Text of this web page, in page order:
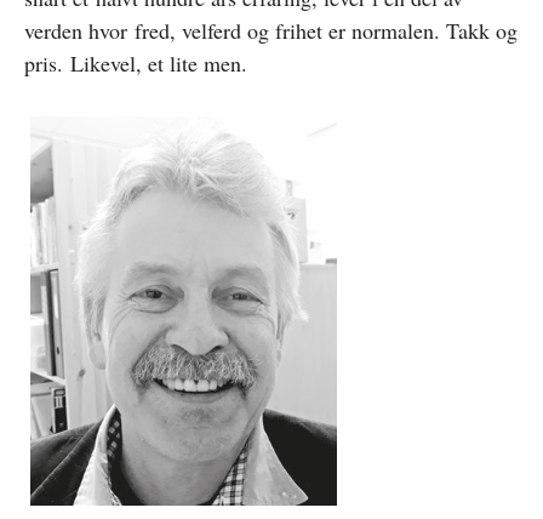
verden hvor fred, velferd og frihet er normalen. Takk og
pris. Likevel, et lite men.